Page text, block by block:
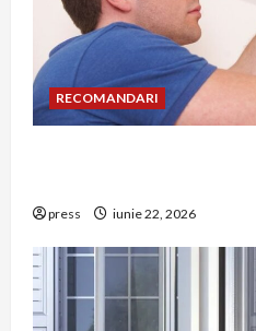
RECOMANDARI
press iunie 22, 2026